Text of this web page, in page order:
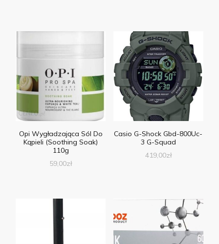
Opi Wygładzająca Sól Do
Kąpieli (Soothing Soak)
110g
59,00zł
Casio G-Shock Gbd-800Uc-
3 G-Squad
419,00zł